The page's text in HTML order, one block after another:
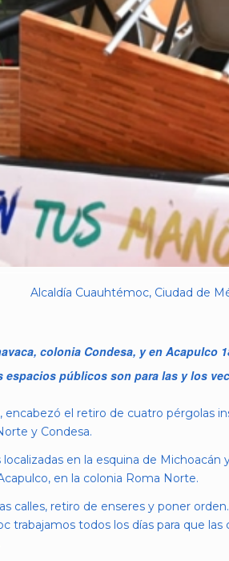
Alcaldía Cuauhtémoc, Ciudad de
colonia Condesa, y en Acapulco
públicos son para las y los
el retiro de cuatro pérgolas
y Condesa.
en la esquina de Michoacán
en la colonia Roma Norte.
calles, retiro de enseres y poner
trabajamos todos los días para que